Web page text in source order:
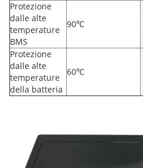
Protezione
dalle alte
temperature
BMS
90℃
Protezione
dalle alte
temperature
della batteria
60℃